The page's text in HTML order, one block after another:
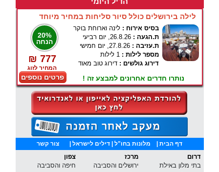
לילה בירושלים כולל סיור סליחות במחיר מיוחד
20%
הנחה
₪ 777
המחיר לזוג
פרטים נוספים
בסיס אירוח : לינה וארוחת בוקר
ת.הגעה : 26.8.26, יום רביעי
ת.עזיבה : 27.8.26, יום חמישי
מספר לילות : 1 לילות
דירוג גולשים : דירוג טוב מאוד
נותרו חדרים אחרונים למבצע זה !
דף הבית מלונות בחו"ל | דילים לישראל | צור קשר
צפון
חיפה והסביבה
מרכז
ירושלים והסביבה
דרום
בתי מלון באילת